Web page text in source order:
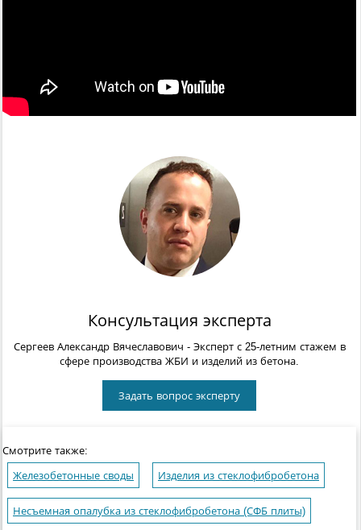
Консультация эксперта
Сергеев Александр Вячеславович - Эксперт с 25-летним стажем в
сфере производства ЖБИ и изделий из бетона.
Задать вопрос эксперту
Смотрите также:
Железобетонные своды Изделия из стеклофибробетона
Несъемная опалубка из стеклофибробетона (СФБ плиты)